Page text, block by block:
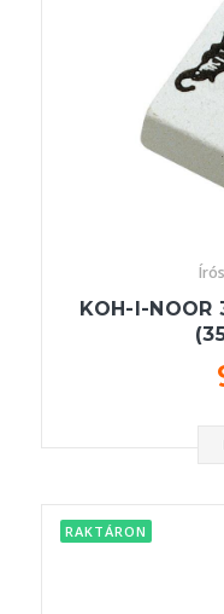
KOH-I-
RAKTÁRON